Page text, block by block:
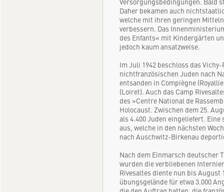
Daher bekamen auch
welche mit ihren geringen
verbessern. Das
des Enfants« mit Kindergärten
jedoch kaum ansatzweise.
Im Juli 1942 beschloss das
nichtfranzösischen Juden nach
entsanden in Compiègne
(Loiret). Auch das Camp
des »Centre National de
Holocaust. Zwischen dem 25.
als 4.400 Juden eingeliefert.
aus, welche in den nächsten
nach Auschwitz-Birkenau
Nach dem Einmarsch deutscher
wurden die verbliebenen
Rivesaltes diente nun bis August
übungsgelände für etwa 3.000